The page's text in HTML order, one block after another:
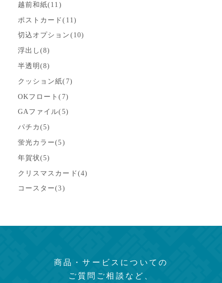
越前和紙(11)
ポストカード(11)
切込オプション(10)
浮出し(8)
半透明(8)
クッション紙(7)
OKフロート(7)
GAファイル(5)
パチカ(5)
蛍光カラー(5)
年賀状(5)
クリスマスカード(4)
コースター(3)
商品・サービスについての
ご質問ご相談など、